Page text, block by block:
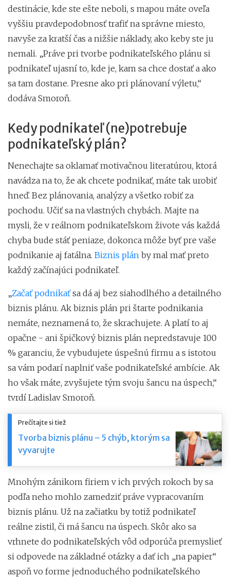
destinácie, kde ste ešte neboli, s mapou máte oveľa
vyššiu pravdepodobnosť trafiť na správne miesto,
navyše za kratší čas a nižšie náklady, ako keby ste ju
nemali. „Práve pri tvorbe podnikateľského plánu si
podnikateľ ujasní to, kde je, kam sa chce dostať a ako
sa tam dostane. Presne ako pri plánovaní výletu,“
dodáva Smoroň.
Kedy podnikateľ (ne)potrebuje
podnikateľský plán?
Nenechajte sa oklamať motivačnou literatúrou, ktorá
navádza na to, že ak chcete podnikať, máte tak urobiť
hneď. Bez plánovania, analýzy a všetko robiť za
pochodu. Učiť sa na vlastných chybách. Majte na
mysli, že v reálnom podnikateľskom živote vás každá
chyba bude stáť peniaze, dokonca môže byť pre vaše
podnikanie aj fatálna. Biznis plán by mal mať preto
každý začínajúci podnikateľ.
„Začať podnikaťsa dá aj bez siahodlhého a detailného
biznis plánu. Ak biznis plán pri štarte podnikania
nemáte, neznamená to, že skrachujete. A platí to aj
opačne - ani špičkový biznis plán nepredstavuje 100
% garanciu, že vybudujete úspešnú firmu a s istotou
sa vám podarí naplniť vaše podnikateľské ambície. Ak
ho však máte, zvyšujete tým svoju šancu na úspech,“
tvrdí Ladislav Smoroň.
Prečítajte si tiež
Tvorba biznis plánu – 5 chýb, ktorým sa
vyvarujte
Mnohým zánikom firiem v ich prvých rokoch by sa
podľa neho mohlo zamedziť práve vypracovaním
biznis plánu. Už na začiatku by totiž podnikateľ
reálne zistil, či má šancu na úspech. Skôr ako sa
vrhnete do podnikateľských vôd odporúča premyslieť
si odpovede na základné otázky a dať ich „na papier“
aspoň vo forme jednoduchého podnikateľského